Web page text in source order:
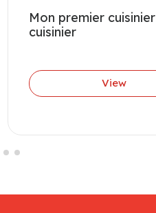
Mon premier cuisinier
cuisinier
View